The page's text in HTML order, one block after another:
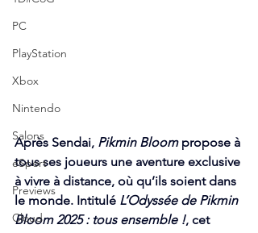
PC
PlayStation
Xbox
Nintendo
Salons
eSport
Previews
Cloud
Après Sendai, Pikmin Bloom propose à
tous ses joueurs une aventure exclusive
à vivre à distance, où qu’ils soient dans
le monde. Intitulé L’Odyssée de Pikmin
Bloom 2025 : tous ensemble !, cet